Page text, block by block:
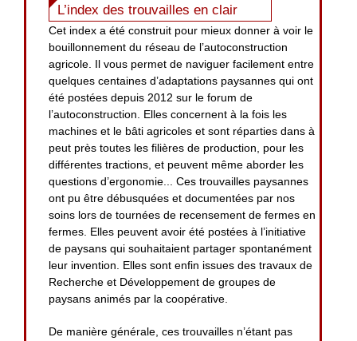
L’index des trouvailles en clair
Cet index a été construit pour mieux donner à voir le
bouillonnement du réseau de l’autoconstruction
agricole. Il vous permet de naviguer facilement entre
quelques centaines d’adaptations paysannes qui ont
été postées depuis 2012 sur le forum de
l’autoconstruction. Elles concernent à la fois les
machines et le bâti agricoles et sont réparties dans à
peut près toutes les filières de production, pour les
différentes tractions, et peuvent même aborder les
questions d’ergonomie... Ces trouvailles paysannes
ont pu être débusquées et documentées par nos
soins lors de tournées de recensement de fermes en
fermes. Elles peuvent avoir été postées à l’initiative
de paysans qui souhaitaient partager spontanément
leur invention. Elles sont enfin issues des travaux de
Recherche et Développement de groupes de
paysans animés par la coopérative.
De manière générale, ces trouvailles n’étant pas